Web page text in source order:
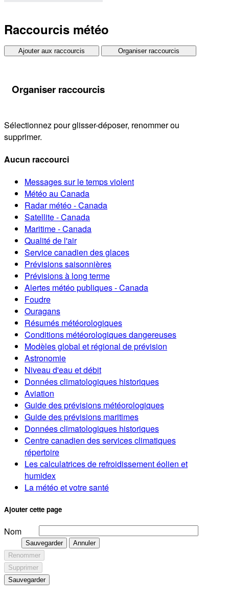
Raccourcis météo
Ajouter aux raccourcis Organiser raccourcis
Organiser raccourcis
Sélectionnez pour glisser-déposer, renommer ou
supprimer.
Aucun raccourci
Messages sur le temps violent
Météo au Canada
Radar météo - Canada
Satellite - Canada
Maritime - Canada
Qualité de l'air
Service canadien des glaces
Prévisions saisonnières
Prévisions à long terme
Alertes météo publiques - Canada
Foudre
Ouragans
Résumés météorologiques
Conditions météorologiques dangereuses
Modèles global et régional de prévision
Astronomie
Niveau d'eau et débit
Données climatologiques historiques
Aviation
Guide des prévisions météorologiques
Guide des prévisions maritimes
Données climatologiques historiques
Centre canadien des services climatiques
répertoire
Les calculatrices de refroidissement éolien et
humidex
La météo et votre santé
Ajouter cette page
Nom
Sauvegarder
Annuler
Renommer
Supprimer
Sauvegarder